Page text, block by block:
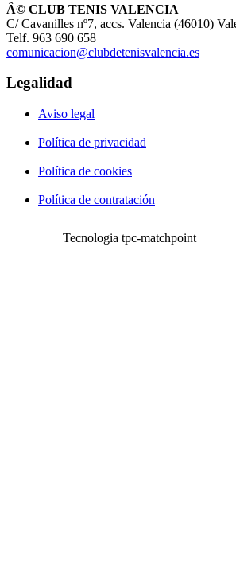
Â© CLUB TENIS VALENCIA
C/ Cavanilles nº7, accs. Valencia (46010)
Telf. 963 690 658
comunicacion@clubdetenisvalencia.es
Legalidad
Aviso legal
Política de privacidad
Política de cookies
Política de contratación
Tecnologia tpc-matchpoint